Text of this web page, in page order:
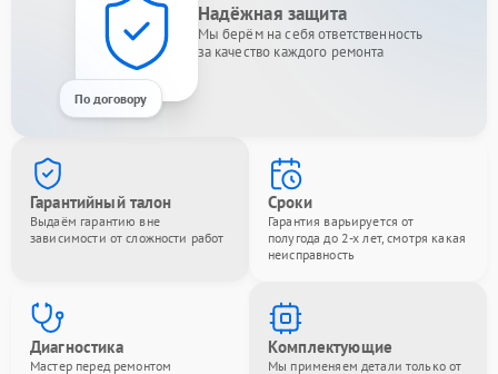
По договору
Надёжная защита
Мы берём на себя ответственность
за качество каждого ремонта
Гарантийный талон
Выдаём гарантию вне
зависимости от сложности работ
Сроки
Гарантия варьируется от
полугода до 2-х лет, смотря какая
неисправность
Диагностика
Мастер перед ремонтом
Комплектующие
Мы применяем детали только от